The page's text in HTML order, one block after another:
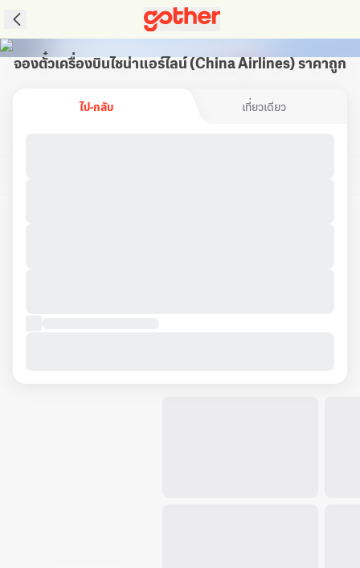
จองตั๋วเครื่องบินไชน่าแอร์ไลน์ (China Airlines) ราคาถูก
ไป-กลับ เที่ยวเดียว